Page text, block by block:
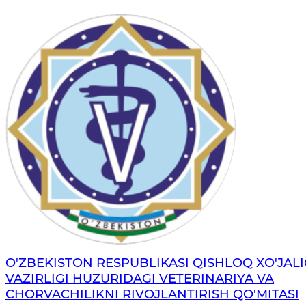
O'ZBEKISTON RESPUBLIKASI QISHLOQ
VAZIRLIGI HUZURIDAGI VETERINARIYA VA
CHORVACHILIKNI RIVOJLANTIRISH QO'MITASI